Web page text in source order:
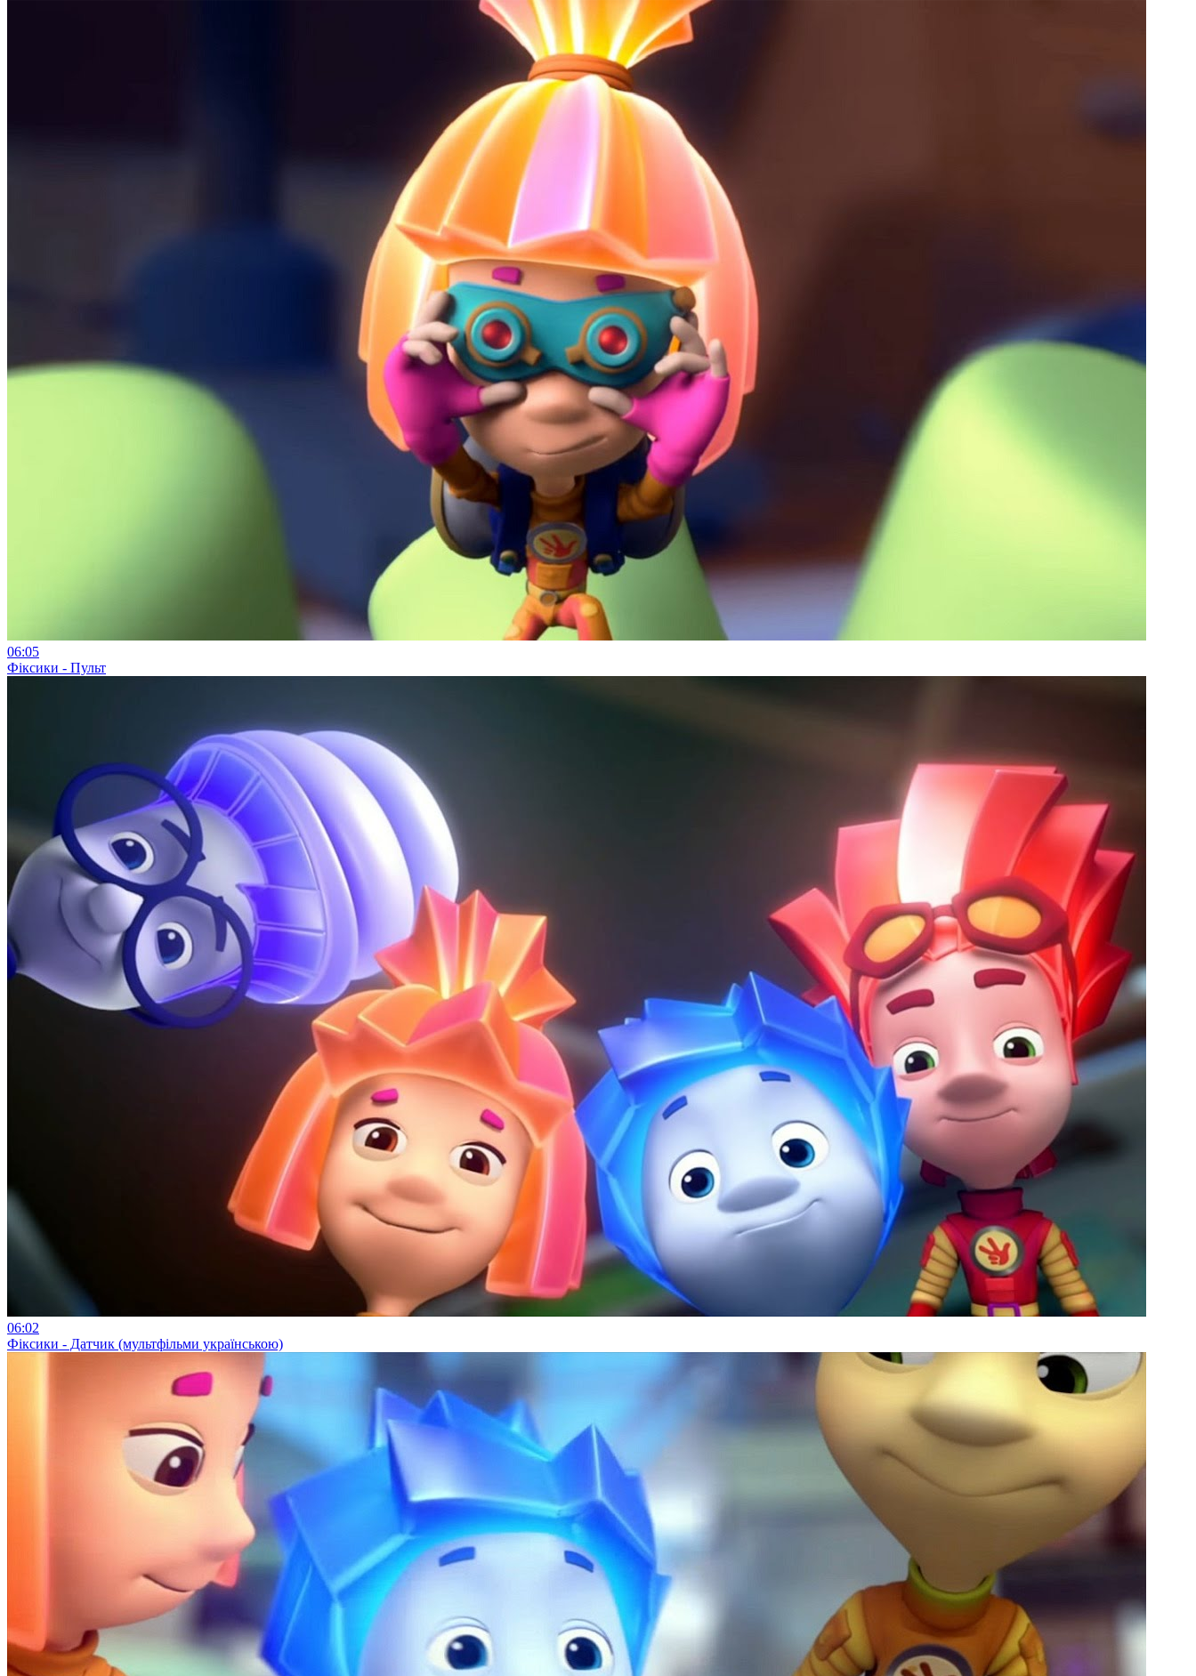
06:05
Фіксики - Пульт
06:02
Фіксики - Датчик (мультфільми українською)